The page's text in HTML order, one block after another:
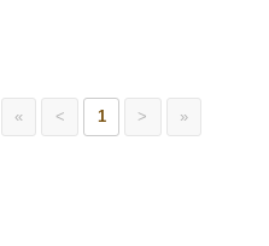
« < 1 > »